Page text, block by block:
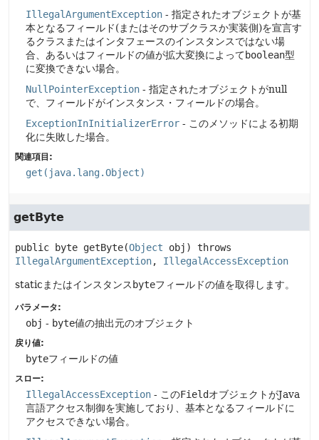
IllegalArgumentException - 指定されたオブジェクトが基
本となるフィールド(またはそのサブクラスか実装側)を宣言す
るクラスまたはインタフェースのインスタンスではない場
合、あるいはフィールドの値が拡大変換によってboolean型
に変換できない場合。
NullPointerException - 指定されたオブジェクトがnull
で、フィールドがインスタンス・フィールドの場合。
ExceptionInInitializerError - このメソッドによる初期
化に失敗した場合。
関連項目:
get(java.lang.Object)
getByte
public byte getByte(Object obj)
throws
IllegalArgumentException, IllegalAccessException
staticまたはインスタンス byteフィールドの値を取得します。
パラメータ:
obj - byte値の抽出元のオブジェクト
戻り値:
byteフィールドの値
スロー:
IllegalAccessException - このFieldオブジェクトがJava
言語アクセス制御を実施しており、基本となるフィールドに
アクセスできない場合。